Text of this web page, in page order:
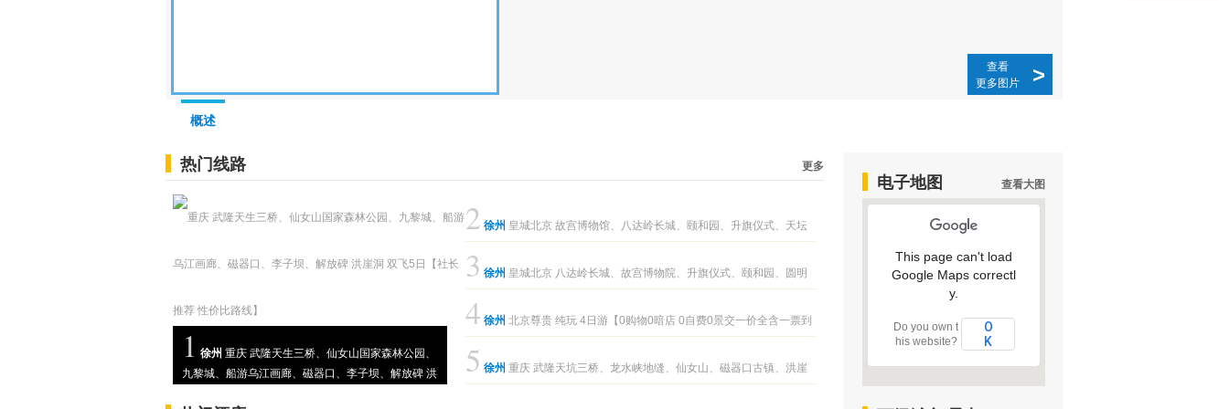
查看
更多图片
>
概述
更多
热门线路
1 徐州 重庆 武隆天生三桥、仙女山国家森林公园、
九黎城、船游乌江画廊、磁器口、李子坝、解放碑 洪
2 徐州 皇城北京 故宫博物馆、八达岭长城、颐和园、升旗仪式、天坛
通票、军博/航博 4日游【保证12人精讲小团，纯玩0购物，全程入住二环
三环四钻酒店 自助早餐更舒适，不早起慢慢游】
3 徐州 皇城北京 八达岭长城、故宫博物院、升旗仪式、颐和园、圆明
园、清华/北大、天坛公园 4日【28人精品团，1人也可以畅游京城，8大
精华景点全覆盖；连锁酒店入住不挪窝
4 徐州 北京尊贵 纯玩 4日游【0购物0暗店 0自费0景交一价全含一票到
底；精选北京酒店住宿，交通便捷，全程不挪窝】
5 徐州 重庆 武隆天坑三桥、龙水峡地缝、仙女山、磁器口古镇、洪崖
查看大图
电子地图
This page can't load
Google Maps correctl
y.
Do you own t
his website?
O
K